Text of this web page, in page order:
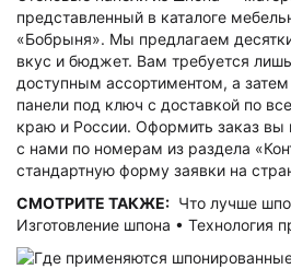
представленный в каталоге
«Бобрыня». Мы предлагаем
вкус и бюджет. Вам требуется
доступным ассортиментом, а затем
панели под ключ с доставкой по
краю и России. Оформить заказ вы
с нами по номерам из раздела
стандартную форму заявки на
СМОТРИТЕ ТАКЖЕ: Что лучше
Изготовление шпона • Технология